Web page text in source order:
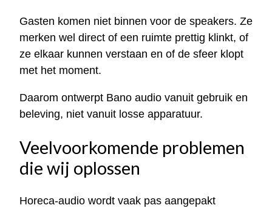
Gasten komen niet binnen voor de speakers. Ze
merken wel direct of een ruimte prettig klinkt, of
ze elkaar kunnen verstaan en of de sfeer klopt
met het moment.
Daarom ontwerpt Bano audio vanuit gebruik en
beleving, niet vanuit losse apparatuur.
Veelvoorkomende problemen
die wij oplossen
Horeca-audio wordt vaak pas aangepakt